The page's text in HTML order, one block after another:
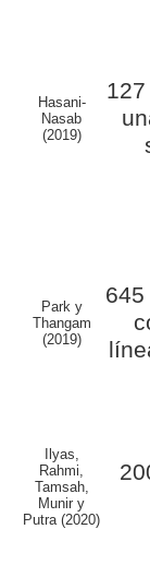
Hasani-
Nasab
(2019)
Park y
Thangam
(2019)
Ilyas,
Rahmi,
Tamsah,
Munir y
Putra (2020)